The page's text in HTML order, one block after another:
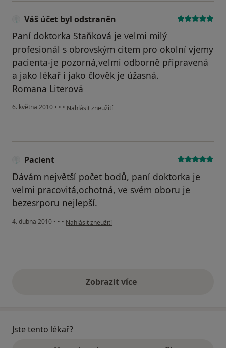
Váš účet byl odstraněn
Paní doktorka Staňková je velmi milý
profesionál s obrovským citem pro okolní vjemy
pacienta-je pozorná,velmi odborně připravená
a jako lékař i jako člověk je úžasná.
Romana Literová
6. května 2010 • • • podle názoru uživatele Váš účet byl odstraněn
Nahlásit zneužití
Pacient
Dávám největší počet bodů, paní doktorka je
velmi pracovitá,ochotná, ve svém oboru je
bezesrporu nejlepší.
4. dubna 2010 • • • podle názoru uživatele Pacient
Nahlásit zneužití
Zobrazit vícevýše uvedené názory
Jste tento lékař?